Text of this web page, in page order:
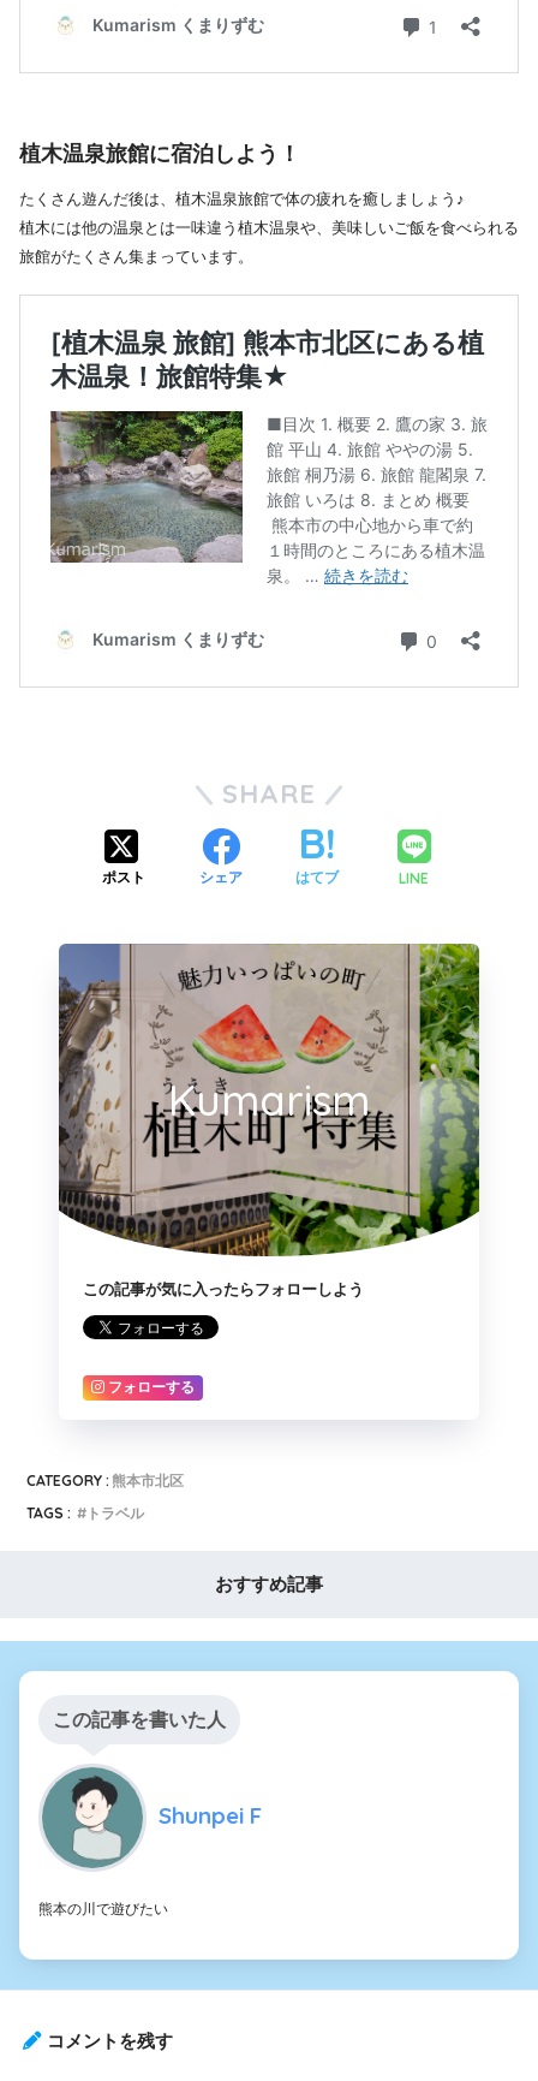
植木温泉旅館に宿泊しよう！
たくさん遊んだ後は、植木温泉旅館で体の疲れを癒しましょう♪
植木には他の温泉とは一味違う植木温泉や、美味しいご飯を食べられる
旅館がたくさん集まっています。
SHARE
ポスト シェア はてブ LINE
Kumarism
この記事が気に入ったらフォローしよう
フォローする
CATEGORY : 熊本市北区
TAGS :
トラベル
おすすめ記事
この記事を書いた人
Shunpei F
熊本の川で遊びたい
コメントを残す